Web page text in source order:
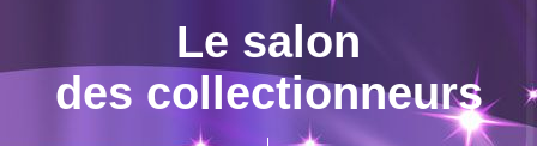
Le salon
des collectionneurs